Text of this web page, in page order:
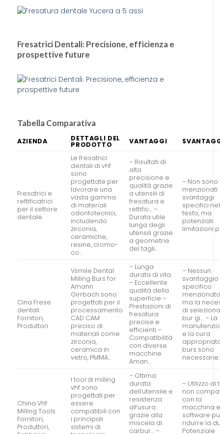
Fresatrici Dentali: Precisione, efficienza e
prospettive future
Tabella Comparativa
AZIENDA DETTAGLI DEL
PRODOTTO VANTAGGI
Fresatrici e
rettificatrici
per il settore
dentale
Le fresatrici
dentali di vhf
sono
progettate per
lavorare una
vasta gamma
di materiali
odontotecnici,
includendo
zirconia,
ceramiche,
resine, cromo-
co…
– Risultati di
alta
precisione e
qualità grazie
a utensili di
fresatura e
rettific… –
Durata utile
lunga degli
utensili grazie
a geometrie
del tagli…
– Non sono
menzionati
svantaggi
specifici nel
testo, ma
potenziali
limitazioni
Cina Frese
dentali
Fornitori,
Produttori
Vsmile Dental
Milling Burs for
Amann
Girrbach sono
progettati per il
processamento
CAD CAM
preciso di
materiali come
zirconia,
ceramica in
vetro, PMMA…
– Lunga
durata di vita
– Eccellente
qualità della
superficie –
Prestazioni di
fresatura
precise e
efficienti –
Compatibilità
con diverse
macchine
Aman…
– Nessun
svantaggio
specifico
ma la
di
bur gi… – La
e la cura
burs sono
China Vhf
Milling Tools
Fornitori,
Produttori,
I tool di milling
vhf sono
progettati per
essere
compatibili con
i principali
sistemi di
– Ottima
durata
dell’utensile e
resistenza
all’usura
grazie alla
miscela di
carbur… –
– Utilizzo di
non
con la
macchina
software
ridurre la
Potenziale